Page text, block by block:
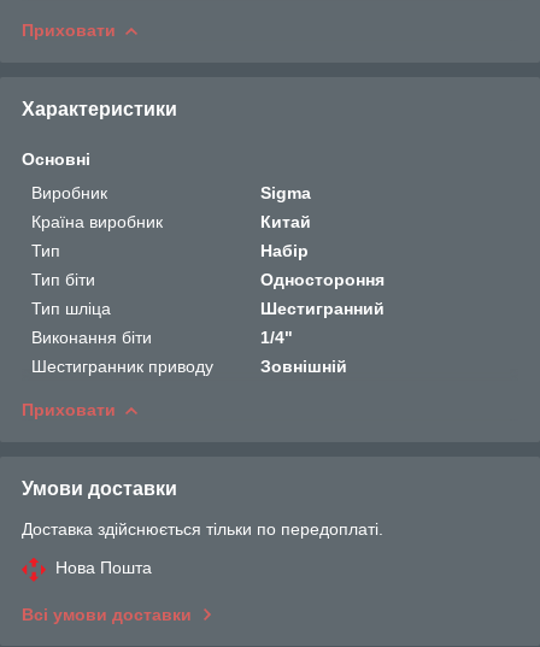
Приховати
Характеристики
Основні
Виробник
Sigma
Країна виробник
Китай
Тип
Набір
Тип біти
Одностороння
Тип шліца
Шестигранний
Виконання біти
1/4"
Шестигранник приводу
Зовнішній
Приховати
Умови доставки
Доставка здійснюється тільки по передоплаті.
Нова Пошта
Всі умови доставки